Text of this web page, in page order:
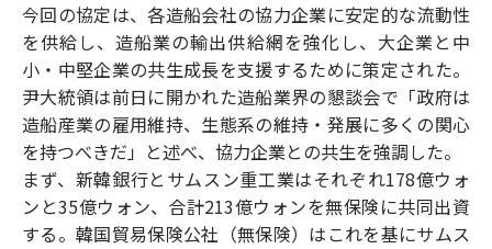
今回の協定は、各造船会社の協力企業に安定的な流動性
を供給し、造船業の輸出供給網を強化し、大企業と中
小・中堅企業の共生成長を支援するために策定された。
尹大統領は前日に開かれた造船業界の懇談会で「政府は
造船産業の雇用維持、生態系の維持・発展に多くの関心
を持つべきだ」と述べ、協力企業との共生を強調した。
まず、新韓銀行とサムスン重工業はそれぞれ178億ウォ
ンと35億ウォン、合計213億ウォンを無保険に共同出資
する。韓国貿易保険公社（無保険）はこれを基にサムス